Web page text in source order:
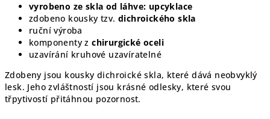
vyrobeno ze skla od láhve: upcyklace
zdobeno kousky tzv. dichroického skla
ruční výroba
komponenty zchirurgické oceli
uzavírání kruhové uzavíratelné
Zdobeny jsou kousky dichroické skla, které dává neobvyklý
lesk. Jeho zvláštností jsou krásné odlesky, které svou
třpytivostí přitáhnou pozornost.